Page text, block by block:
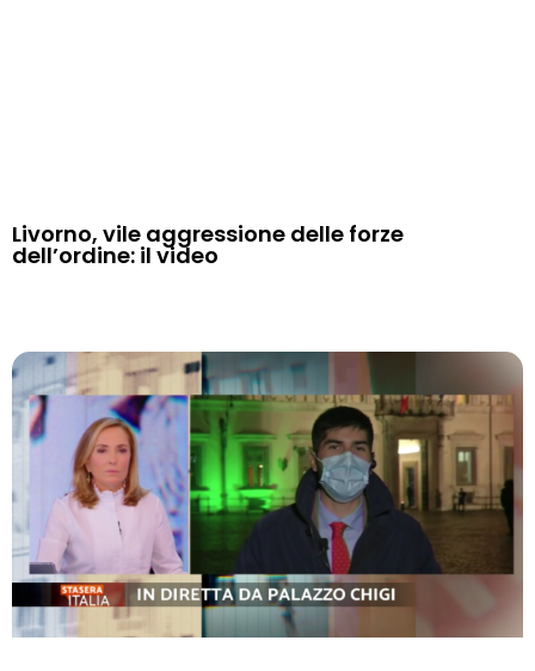
Livorno, vile aggressione delle forze
dell’ordine: il video